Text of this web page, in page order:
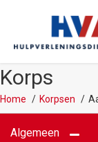
Korps
Home Korpsen
Algemeen